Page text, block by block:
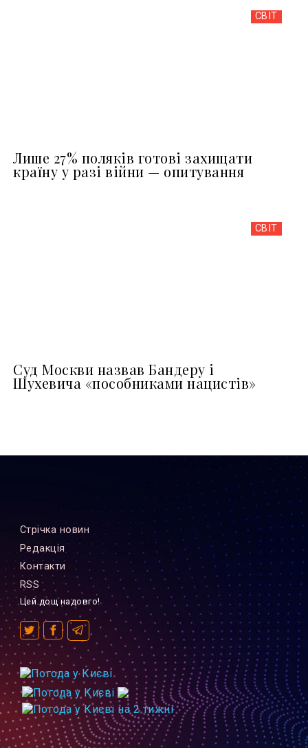
СВІТ
Лише 27% поляків готові захищати
країну у разі війни — опитування
СВІТ
Суд Москви назвав Бандеру і
Шухевича «пособниками нацистів»
Стрiчка новин
Редакцiя
Контакти
RSS
Цей дощ надовго!